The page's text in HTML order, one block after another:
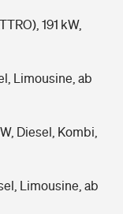
191 kW,
Limousine, ab
Diesel, Kombi,
Limousine, ab